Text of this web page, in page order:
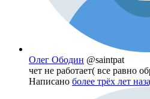
Олег Ободин @saintpat
чет не работает( все равно
Написано более трёх лет